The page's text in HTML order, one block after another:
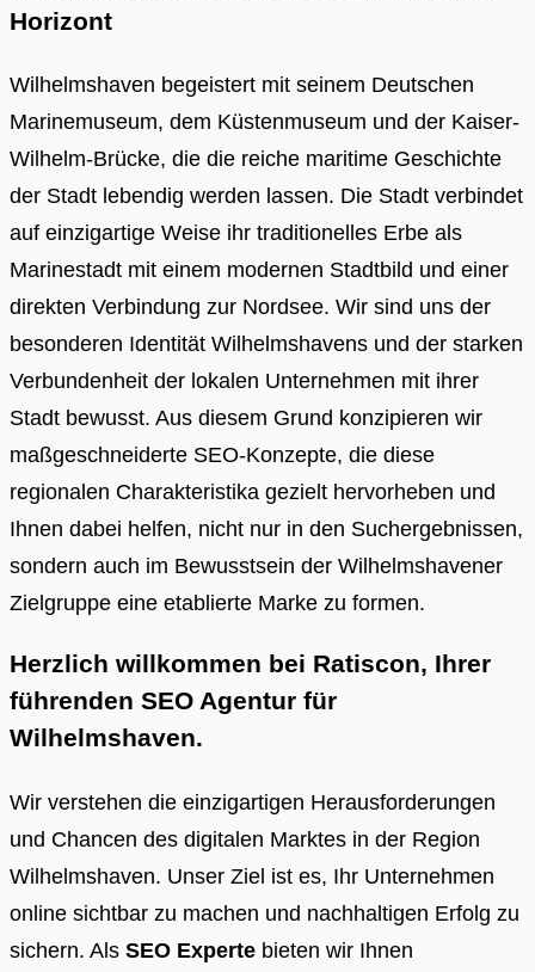
Horizont
Wilhelmshaven begeistert mit seinem Deutschen
Marinemuseum, dem Küstenmuseum und der Kaiser-
Wilhelm-Brücke, die die reiche maritime Geschichte
der Stadt lebendig werden lassen. Die Stadt verbindet
auf einzigartige Weise ihr traditionelles Erbe als
Marinestadt mit einem modernen Stadtbild und einer
direkten Verbindung zur Nordsee. Wir sind uns der
besonderen Identität Wilhelmshavens und der starken
Verbundenheit der lokalen Unternehmen mit ihrer
Stadt bewusst. Aus diesem Grund konzipieren wir
maßgeschneiderte SEO-Konzepte, die diese
regionalen Charakteristika gezielt hervorheben und
Ihnen dabei helfen, nicht nur in den Suchergebnissen,
sondern auch im Bewusstsein der Wilhelmshavener
Zielgruppe eine etablierte Marke zu formen.
Herzlich willkommen bei Ratiscon, Ihrer
führenden SEO Agentur für
Wilhelmshaven.
Wir verstehen die einzigartigen Herausforderungen
und Chancen des digitalen Marktes in der Region
Wilhelmshaven. Unser Ziel ist es, Ihr Unternehmen
online sichtbar zu machen und nachhaltigen Erfolg zu
sichern. Als SEO Experte bieten wir Ihnen